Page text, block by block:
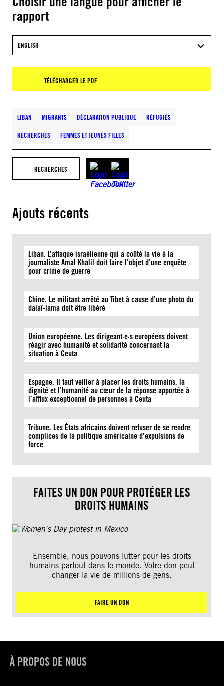
rapport
ENGLISH
TÉLÉCHARGER LE PDF
LIBAN MIGRANTS DÉCLARATION PUBLIQUE RÉFUGIÉS
RECHERCHES FEMMES ET JEUNES FILLES
RECHERCHES
Ajouts récents
Liban. L’attaque israélienne qui a coûté la vie à la
journaliste Amal Khalil doit faire l’objet d’une enquête
pour crime de guerre
Chine. Le militant arrêté au Tibet à cause d’une photo du
dalaï-lama doit être libéré
Union européenne. Les dirigeant·e·s européens doivent
réagir avec humanité et solidarité concernant la
situation à Ceuta
Espagne. Il faut veiller à placer les droits humains, la
dignité et l’humanité au cœur de la réponse apportée à
l’afflux exceptionnel de personnes à Ceuta
Tribune. Les États africains doivent refuser de se rendre
complices de la politique américaine d’expulsions de
force
FAITES UN DON POUR PROTÉGER LES
DROITS HUMAINS
Ensemble, nous pouvons lutter pour les droits
humains partout dans le monde. Votre don peut
changer la vie de millions de gens.
FAIRE UN DON
À PROPOS DE NOUS